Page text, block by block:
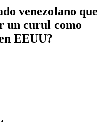
venezolano que
un curul como
EEUU?